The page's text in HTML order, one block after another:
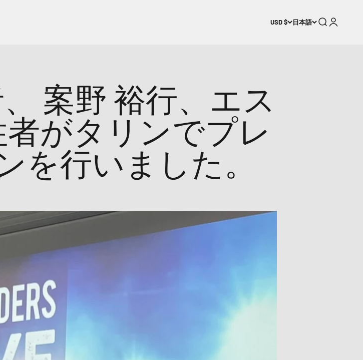
USD $ 日本語 検索ログイン
案野 裕行、エス
がタリンでプレ
を行いました。